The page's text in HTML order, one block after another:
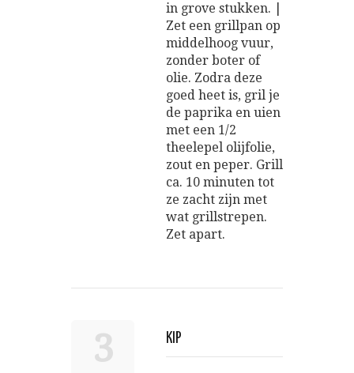
in grove stukken. |
Zet een grillpan op
middelhoog vuur,
zonder boter of
olie. Zodra deze
goed heet is, gril je
de paprika en uien
met een 1/2
theelepel olijfolie,
zout en peper. Grill
ca. 10 minuten tot
ze zacht zijn met
wat grillstrepen.
Zet apart.
3 KIP